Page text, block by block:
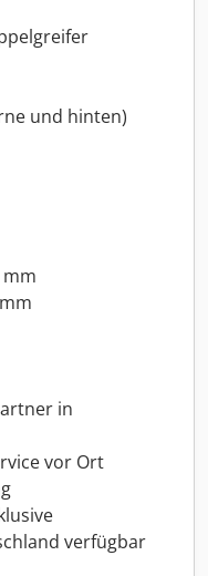
und hinten)
in
vor Ort
verfügbar